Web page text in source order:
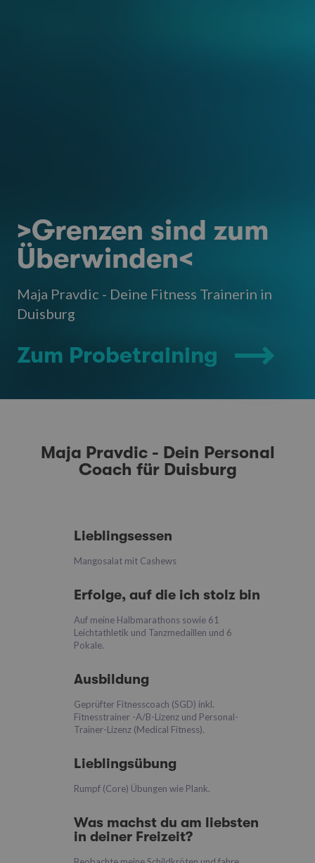
>Grenzen sind zum
Überwinden<
Maja Pravdic - Deine Fitness Trainerin in
Duisburg
Zum Probetraining
Maja Pravdic - Dein Personal
Coach für Duisburg
Lieblingsessen
Mangosalat mit Cashews
Erfolge, auf die ich stolz bin
Auf meine Halbmarathons sowie 61
Leichtathletik und Tanzmedaillen und 6
Pokale.
Ausbildung
Geprüfter Fitnesscoach (SGD) inkl.
Fitnesstrainer -A/B-Lizenz und Personal-
Trainer-Lizenz (Medical Fitness).
Lieblingsübung
Rumpf (Core) Übungen wie Plank.
Was machst du am liebsten
in deiner Freizeit?